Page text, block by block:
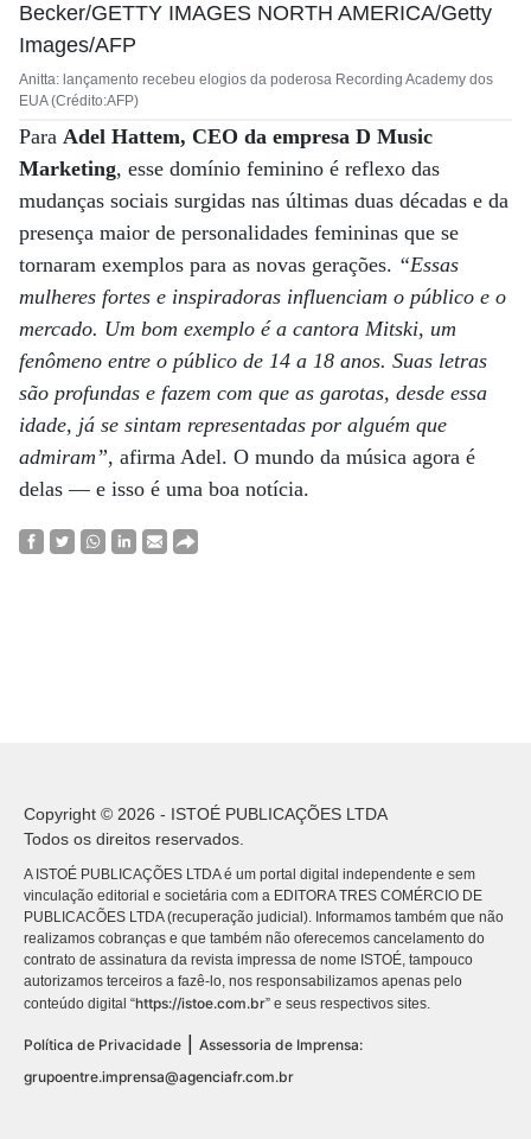
Anitta: lançamento recebeu elogios da poderosa Recording Academy dos
EUA (Crédito:AFP)
Para Adel Hattem, CEO da empresa D Music
Marketing, esse domínio feminino é reflexo das
mudanças sociais surgidas nas últimas duas décadas e da
presença maior de personalidades femininas que se
tornaram exemplos para as novas gerações. “Essas
mulheres fortes e inspiradoras influenciam o público e o
mercado. Um bom exemplo é a cantora Mitski, um
fenômeno entre o público de 14 a 18 anos. Suas letras
são profundas e fazem com que as garotas, desde essa
idade, já se sintam representadas por alguém que
admiram”, afirma Adel. O mundo da música agora é
delas — e isso é uma boa notícia.
Copyright © 2026 - ISTOÉ PUBLICAÇÕES LTDA
Todos os direitos reservados.
A ISTOÉ PUBLICAÇÕES LTDA é um portal digital independente e sem
vinculação editorial e societária com a EDITORA TRES COMÉRCIO DE
PUBLICACÕES LTDA (recuperação judicial). Informamos também que não
realizamos cobranças e que também não oferecemos cancelamento do
contrato de assinatura da revista impressa de nome ISTOÉ, tampouco
autorizamos terceiros a fazê-lo, nos responsabilizamos apenas pelo
conteúdo digital “https://istoe.com.br” e seus respectivos sites.
Política de Privacidade
Assessoria de Imprensa:
grupoentre.imprensa@agenciafr.com.br